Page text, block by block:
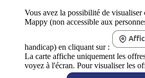
Vous avez la possibilité de
Mappy (non accessible aux
handicap) en cliquant sur :
La carte affiche uniquement les
voyez à l'écran. Pour visualiser les